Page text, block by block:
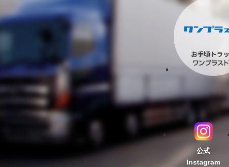
公式
Instagram